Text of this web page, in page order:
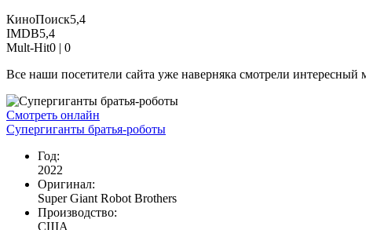
КиноПоиск5,4
IMDB5,4
Mult-Hit0 | 0
Все наши посетители сайта уже наверняка смотрели
Смотреть онлайн
Супергиганты братья-роботы
Год:
2022
Оригинал:
Super Giant Robot Brothers
Производство:
США